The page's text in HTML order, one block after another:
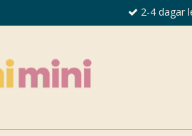
2-4 dagar